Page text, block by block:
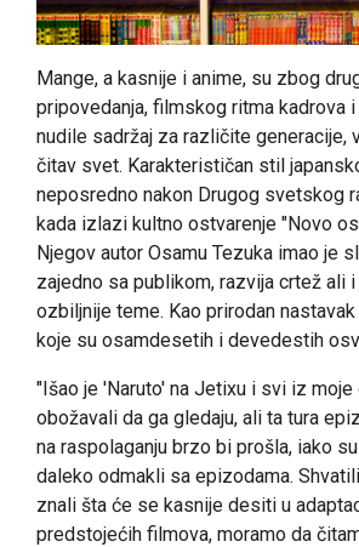
Mange, a kasnije i anime, su zbog
pripovedanja, filmskog ritma kadrova
nudile sadržaj za različite generacije,
čitav svet. Karakterističan stil
neposredno nakon Drugog svetskog
kada izlazi kultno ostvarenje "Novo
Njegov autor Osamu Tezuka imao je
zajedno sa publikom, razvija crtež ali
ozbiljnije teme. Kao prirodan
koje su osamdesetih i devedestih
"Išao je 'Naruto' na Jetixu i svi iz moje
obožavali da ga gledaju, ali ta tura
na raspolaganju brzo bi prošla, iako
daleko odmakli sa epizodama.
znali šta će se kasnije desiti u
predstojećih filmova, moramo da